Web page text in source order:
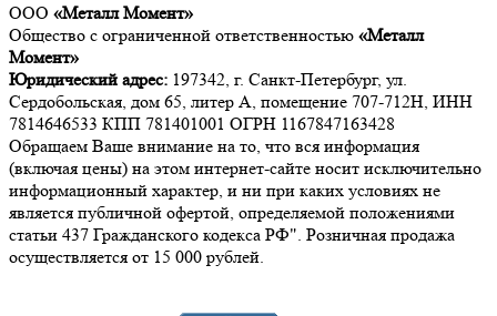
ООО «Металл Момент»
Общество с ограниченной ответственностью «Металл
Момент»
Юридический адрес: 197342, г. Санкт-Петербург, ул.
Сердобольская, дом 65, литер А, помещение 707-712Н, ИНН
7814646533 КПП 781401001 ОГРН 1167847163428
Обращаем Ваше внимание на то, что вся информация
(включая цены) на этом интернет-сайте носит исключительно
информационный характер, и ни при каких условиях не
является публичной офертой, определяемой положениями
статьи 437 Гражданского кодекса РФ". Розничная продажа
осуществляется от 15 000 рублей.